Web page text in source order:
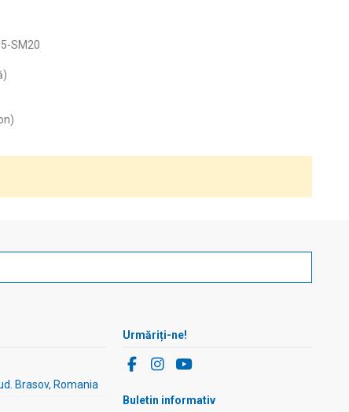
SM20
Brasov, Romania
Urmăriți-ne!
Buletin informativ